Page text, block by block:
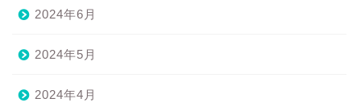
2024年6月
2024年5月
2024年4月